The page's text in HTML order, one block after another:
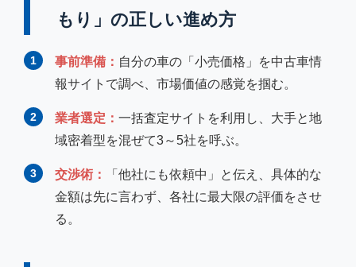
もり」の正しい進め方
1 事前準備： 自分の車の「小売価格」を中古車情
報サイトで調べ、市場価値の感覚を掴む。
2 業者選定： 一括査定サイトを利用し、大手と地
域密着型を混ぜて3～5社を呼ぶ。
3 交渉術：
「他社にも依頼中」と伝え、具体的な
金額は先に言わず、各社に最大限の評価をさせ
る。